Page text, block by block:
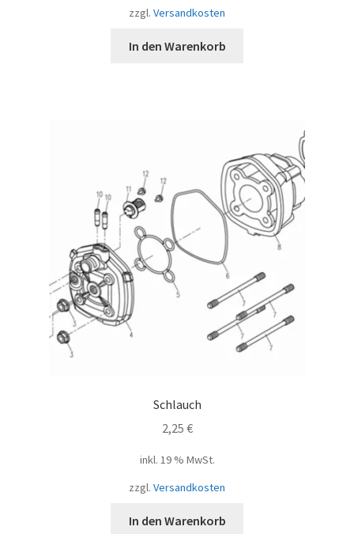
zzgl. Versandkosten
In den Warenkorb
Schlauch
2,25 €
inkl. 19 % MwSt.
zzgl. Versandkosten
In den Warenkorb